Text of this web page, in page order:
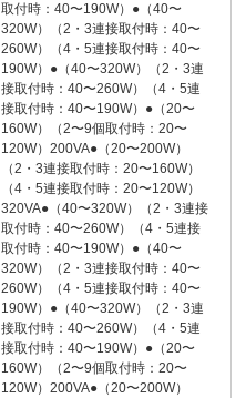
取付時：40〜190W）●（40〜
320W）（2・3連接取付時：40〜
260W）（4・5連接取付時：40〜
190W）●（40〜320W）（2・3連
接取付時：40〜260W）（4・5連
接取付時：40〜190W）●（20〜
160W）（2〜9個取付時：20〜
120W）200VA●（20〜200W）
（2・3連接取付時：20〜160W）
（4・5連接取付時：20〜120W）
320VA●（40〜320W）（2・3連接
取付時：40〜260W）（4・5連接
取付時：40〜190W）●（40〜
320W）（2・3連接取付時：40〜
260W）（4・5連接取付時：40〜
190W）●（40〜320W）（2・3連
接取付時：40〜260W）（4・5連
接取付時：40〜190W）●（20〜
160W）（2〜9個取付時：20〜
120W）200VA●（20〜200W）